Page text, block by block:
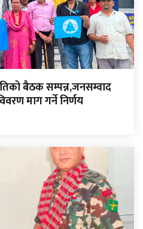
बैठक सम्पन्न,जनसम्वाद
माग गर्ने निर्णय